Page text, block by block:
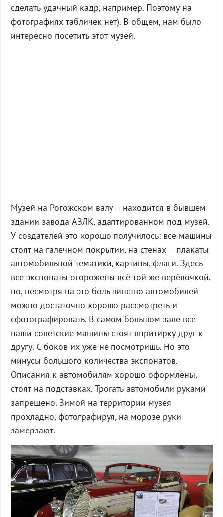
сделать удачный кадр, например. Поэтому на
фотографиях табличек нет). В общем, нам было
интересно посетить этот музей.
Музей на Рогожском валу – находится в бывшем
здании завода АЗЛК, адаптированном под музей.
У создателей это хорошо получилось: все машины
стоят на галечном покрытии, на стенах – плакаты
автомобильной тематики, картины, флаги. Здесь
все экспонаты огорожены всё той же верёвочкой,
но, несмотря на это большинство автомобилей
можно достаточно хорошо рассмотреть и
сфотографировать. В самом большом зале все
наши советские машины стоят впритирку друг к
другу. С боков их уже не посмотришь. Но это
минусы большого количества экспонатов.
Описания к автомобилям хорошо оформлены,
стоят на подставках. Трогать автомобили руками
запрещено. Зимой на территории музея
прохладно, фотографируя, на морозе руки
замерзают.